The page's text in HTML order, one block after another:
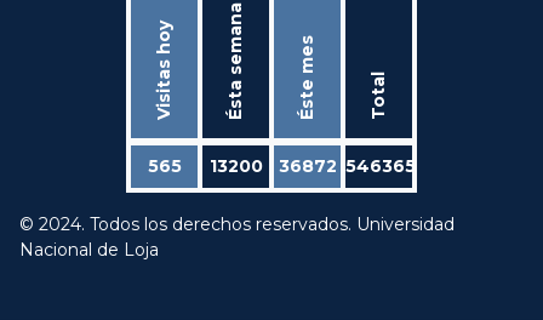
Visitas hoy Ésta semana Éste mes Total
565 13200 36872 546365
© 2024. Todos los derechos reservados. Universidad
Nacional de Loja